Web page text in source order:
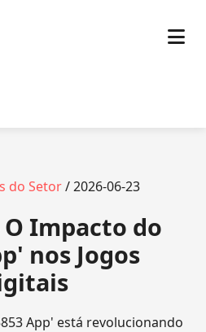
do Setor/ 2026-06-23
O Impacto do
nos Jogos
App' está revolucionando